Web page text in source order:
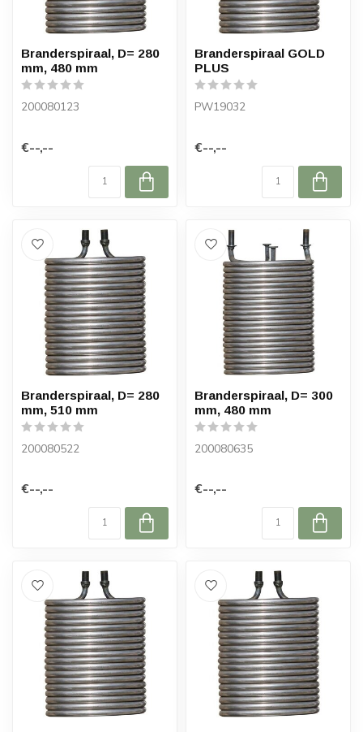
Branderspiraal, D= 280
mm, 480 mm
200080123
€--,--
Branderspiraal GOLD
PLUS
PW19032
€--,--
Branderspiraal, D= 280
mm, 510 mm
200080522
€--,--
Branderspiraal, D= 300
mm, 480 mm
200080635
€--,--